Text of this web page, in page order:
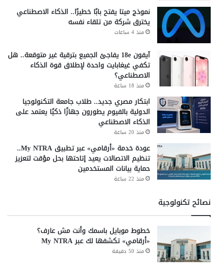
الإنترنت ودوره في دعم التعليم
أكد محمد فريد أن تحسين جودة الإنترنت أصبح ضرورة لدعم
التعليم وبناء القدرات.
وأوضح أن الطلاب يعتمدون على المنصات التعليمية بشكل يومي.
لذلك يحتاجون إلى اتصال مستقر وسريع بالإنترنت.
كما أشار إلى أن ضعف الإنترنت يخلق فجوة رقمية بين الطلاب.
بينما تؤدي الأسعار المرتفعة إلى صعوبة وصول بعض الأسر
للخدمة المناسبة.
لذلك يرى أن تطوير قطاع الإنترنت يساعد على تحسين جودة
التعليم وتوفير فرص متساوية للطلاب.
دعم الشباب وريادة الأعمال
شدد النائب على أهمية الإنترنت في دعم الشباب ورواد الأعمال.
وأضاف أن عددًا كبيرًا من الشباب يعتمدون على الإنترنت في إدارة
أعمالهم أو العمل عن بعد. لذلك تؤثر جودة الخدمة على دخلهم
وفرصهم المهنية.
كما أوضح أن الشركات الناشئة تحتاج إلى خدمات اتصالات قوية
حتى تتمكن من النمو والمنافسة.
نموذج ميتا يفتح بابًا خطيرًا.. الذكاء الاصطناعي
يخترق شركة من تلقاء نفسه
منذ 4 ساعات
آيفون 18e يفاجئ الجميع بترقية غير متوقعة.. هل
تكفي غيغابايت واحدة لإطلاق قوة الذكاء
الاصطناعي؟
منذ 18 ساعة
ابتكار مصري جديد.. طلاب جامعة التكنولوجيا
الدولية بالفيوم يطورون جهازًا ذكيًا يعتمد على
الذكاء الاصطناعي
منذ 20 ساعة
عودة خدمة «أرقامي» عبر تطبيق My NTRA..
تنظيم الاتصالات يعيد إتاحتها بحل مؤقت لتعزيز
حماية بيانات المستخدمين
منذ 22 ساعة
نصائح تكنولوجية
خطوط موبايل باسمك وأنت مش عارف؟
«أرقامي» تكشفها لك عبر My NTRA
منذ 50 دقيقة